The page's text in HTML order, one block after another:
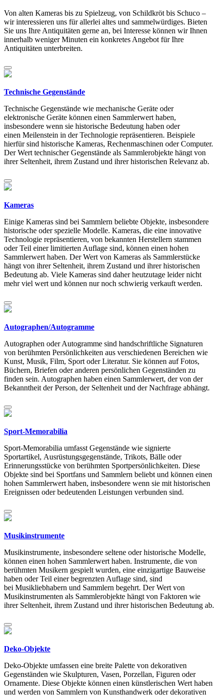
Von alten Kameras bis zu Spielzeug, von Schildkröt bis Schuco –
wir interessieren uns für allerlei altes und sammelwürdiges. Bieten
Sie uns Ihre Antiquitäten gerne an, bei Interesse können wir Ihnen
innerhalb weniger Minuten ein konkretes Angebot für Ihre
Antiquitäten unterbreiten.
Technische Gegenstände
Technische Gegenstände wie mechanische Geräte oder
elektronische Geräte können einen Sammlerwert haben,
insbesondere wenn sie historische Bedeutung haben oder
einen Meilenstein in der Technologie repräsentieren. Beispiele
hierfür sind historische Kameras, Rechenmaschinen oder Computer.
Der Wert technischer Gegenstände als Sammlerobjekte hängt von
ihrer Seltenheit, ihrem Zustand und ihrer historischen Relevanz ab.
Kameras
Einige Kameras sind bei Sammlern beliebte Objekte, insbesondere
historische oder spezielle Modelle. Kameras, die eine innovative
Technologie repräsentieren, von bekannten Herstellern stammen
oder Teil einer limitierten Auflage sind, können einen hohen
Sammlerwert haben. Der Wert von Kameras als Sammlerstücke
hängt von ihrer Seltenheit, ihrem Zustand und ihrer historischen
Bedeutung ab. Viele Kameras sind daher heutzutage leider nicht
mehr viel wert und können nur noch schwierig verkauft werden.
Autographen/Autogramme
Autographen oder Autogramme sind handschriftliche Signaturen
von berühmten Persönlichkeiten aus verschiedenen Bereichen wie
Kunst, Musik, Film, Sport oder Literatur. Sie können auf Fotos,
Büchern, Briefen oder anderen persönlichen Gegenständen zu
finden sein. Autographen haben einen Sammlerwert, der von der
Bekanntheit der Person, der Seltenheit und der Nachfrage abhängt.
Sport-Memorabilia
Sport-Memorabilia umfasst Gegenstände wie signierte
Sportartikel, Ausrüstungsgegenstände, Trikots, Bälle oder
Erinnerungsstücke von berühmten Sportpersönlichkeiten. Diese
Objekte sind bei Sportfans und Sammlern beliebt und können einen
hohen Sammlerwert haben, insbesondere wenn sie mit historischen
Ereignissen oder bedeutenden Leistungen verbunden sind.
Musikinstrumente
Musikinstrumente, insbesondere seltene oder historische Modelle,
können einen hohen Sammlerwert haben. Instrumente, die von
berühmten Musikern gespielt wurden, eine einzigartige Bauweise
haben oder Teil einer begrenzten Auflage sind, sind
bei Musikliebhabern und Sammlern begehrt. Der Wert von
Musikinstrumenten als Sammlerobjekte hängt von Faktoren wie
ihrer Seltenheit, ihrem Zustand und ihrer historischen Bedeutung ab.
Deko-Objekte
Deko-Objekte umfassen eine breite Palette von dekorativen
Gegenständen wie Skulpturen, Vasen, Porzellan, Figuren oder
Ornamente. Diese Objekte können einen künstlerischen Wert haben
und werden von Sammlern von Kunsthandwerk oder dekorativen